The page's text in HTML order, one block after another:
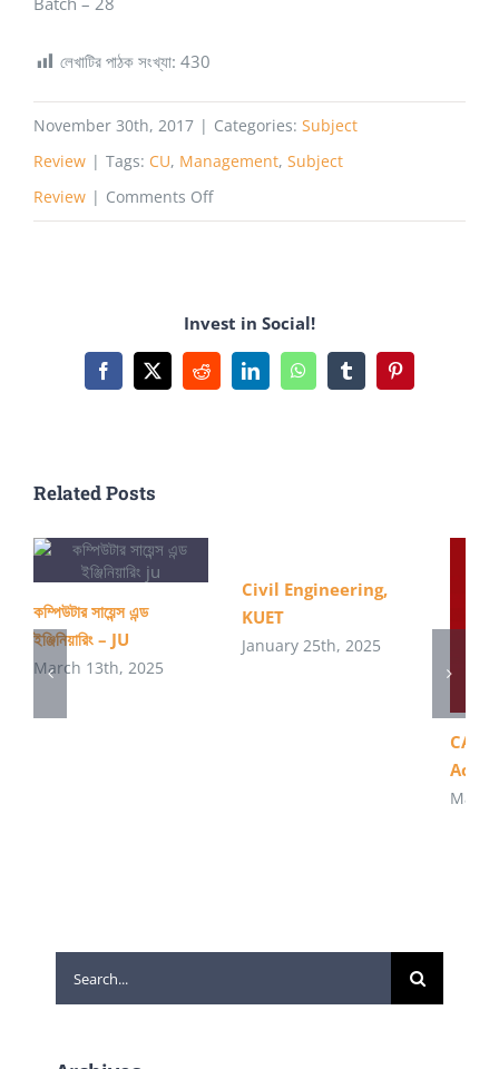
লেখাটির পাঠক সংখ্যা: 430
November 30th, 2017 | Categories: Subject
Review | Tags: CU, Management, Subject
Review | Comments Offon
Invest in Social!
Facebook
X RedditLinkedInWhatsAppTumblrPinterest
Related Posts
কম্পিউটার সায়েন্স এন্ড
ইঞ্জিনিয়ারিং – JU
March 13th, 2025
Civil Engineering,
KUET
January 25th, 2025
CA –
May
Search
for: